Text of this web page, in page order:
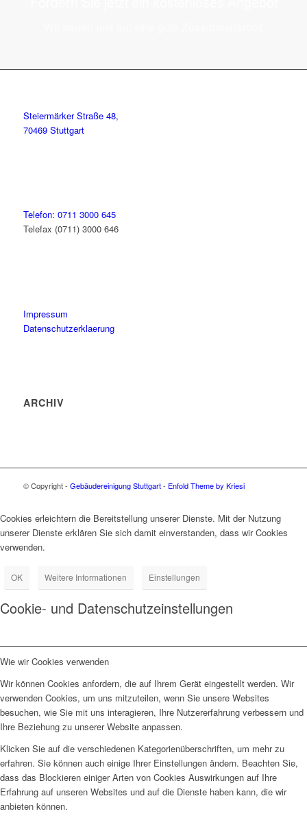
Steiermärker Straße 48,
70469 Stuttgart
Telefon: 0711 3000 645
Telefax (0711) 3000 646
Impressum
Datenschutzerklaerung
ARCHIV
© Copyright - Gebäudereinigung Stuttgart- Enfold Theme by Kriesi
Cookies erleichtern die Bereitstellung unserer Dienste. Mit der Nutzung
unserer Dienste erklären Sie sich damit einverstanden, dass wir Cookies
verwenden.
OK Weitere Informationen Einstellungen
Cookie- und Datenschutzeinstellungen
Wie wir Cookies verwenden
Wir können Cookies anfordern, die auf Ihrem Gerät eingestellt werden. Wir
verwenden Cookies, um uns mitzuteilen, wenn Sie unsere Websites
besuchen, wie Sie mit uns interagieren, Ihre Nutzererfahrung verbessern und
Ihre Beziehung zu unserer Website anpassen.
Klicken Sie auf die verschiedenen Kategorienüberschriften, um mehr zu
erfahren. Sie können auch einige Ihrer Einstellungen ändern. Beachten Sie,
dass das Blockieren einiger Arten von Cookies Auswirkungen auf Ihre
Erfahrung auf unseren Websites und auf die Dienste haben kann, die wir
anbieten können.